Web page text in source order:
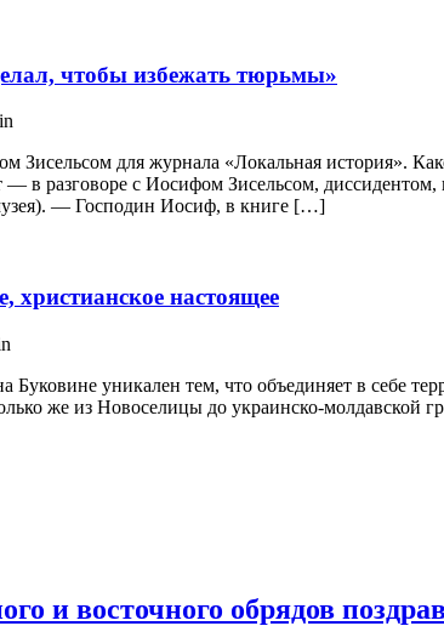
чтобы избежать тюрьмы»
для журнала «Локальная история».
— в разговоре с Иосифом Зисельсом,
— Господин Иосиф, в книге […]
христианское настоящее
уникален тем, что объединяет в себе
же из Новоселицы до украинско-молдавской
и восточного обрядов